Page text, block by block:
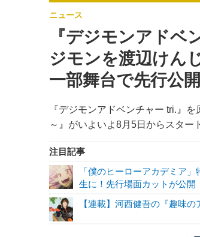
『デジモンアドベ
ジモンを渡辺けん
一部舞台で先行公開
『デジモンアドベンチャー tri.』
～』がいよいよ8月5日からスタ
ニュース
注目記事
「僕のヒーローアカデミア
生に！先行場面カットが公開
【連載】河西健吾の『趣味の